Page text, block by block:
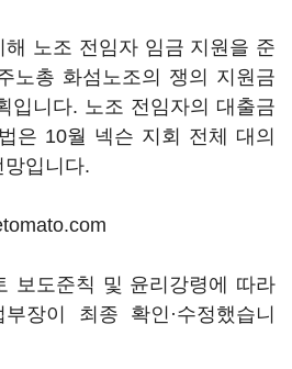
노조 전임자 임금 지원을 준
노총 화섬노조의 쟁의 지원금
입니다. 노조 전임자의 대출금
은 10월 넥슨 지회 전체 대의
입니다.
보도준칙 및 윤리강령에 따라
장이 최종 확인·수정했습니